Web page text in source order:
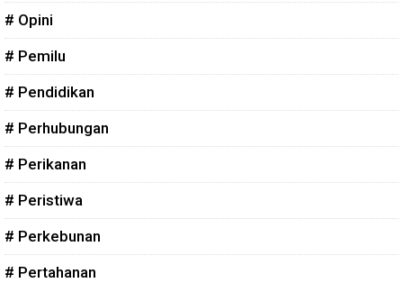
# Opini
# Pemilu
# Pendidikan
# Perhubungan
# Perikanan
# Peristiwa
# Perkebunan
# Pertahanan